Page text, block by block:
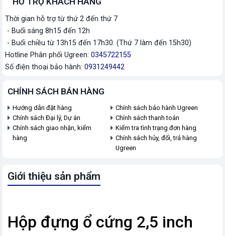
Thời gian hỗ trợ từ thứ 2 đến thứ 7
- Buổi sáng 8h15 đến 12h
- Buổi chiều từ 13h15 đến 17h30. (Thứ 7 làm đến 15h30)
Hotline Phân phối Ugreen: 0345722155
Số điện thoại bảo hành: 0931249442
CHÍNH SÁCH BÁN HÀNG
Hướng dẫn đặt hàng
Chính sách bảo hành Ugreen
Chính sách Đại lý, Dự án
Chính sách thanh toán
Chính sách giao nhận, kiểm
hàng
Kiểm tra tình trạng đơn hàng
Chính sách hủy, đổi, trả hàng
Ugreen
Giới thiệu sản phẩm
Hộp đựng ổ cứng 2,5 inch